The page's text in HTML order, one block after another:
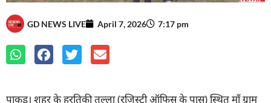
GD NEWS LIVE April 7, 2026 7:17 pm
पाकुड़। शहर के हरतिकी तल्ला (रजिस्ट्री ऑफिस के पास) स्थित माँ ग्राम